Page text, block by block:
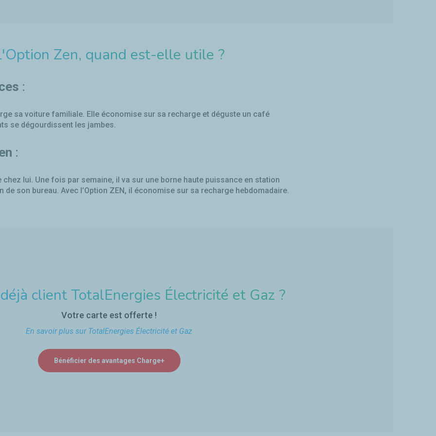
Zen, quand est-elle utile ?
:
sa voiture familiale. Elle économise sur sa recharge et déguste un café
se dégourdissent les jambes.
:
chez lui. Une fois par semaine, il va sur une borne haute puissance en station
de son bureau. Avec l’Option ZEN, il économise sur sa recharge hebdomadaire.
client TotalEnergies Électricité et Gaz ?
Votre carte est offerte !
En savoir plus sur TotalEnergies Électricité et Gaz
Bénéficier des avantages Charge+